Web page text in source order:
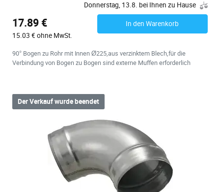
Donnerstag, 13.8. bei Ihnen zu Hause
17.89 €
15.03 € ohne MwSt.
In den Warenkorb
90° Bogen zu Rohr mit Innen Ø225,aus verzinktem Blech,für die
Verbindung von Bogen zu Bogen sind externe Muffen erforderlich
Der Verkauf wurde beendet